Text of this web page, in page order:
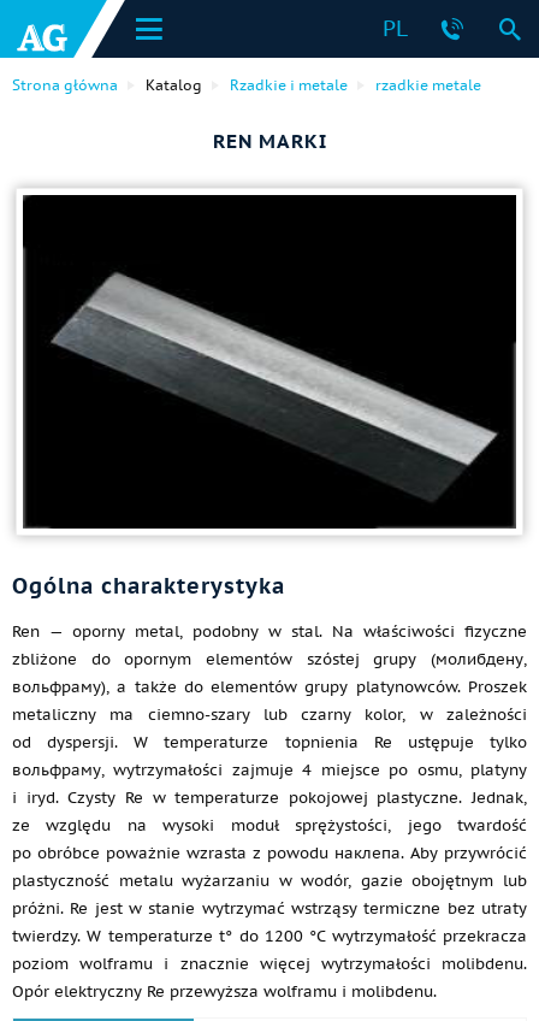
PL
Strona główna Katalog Rzadkie i metale rzadkie metale
REN MARKI
Ogólna charakterystyka
Ren — oporny metal, podobny w stal. Na właściwości fizyczne
zbliżone do opornym elementów szóstej grupy (молибдену,
вольфраму), a także do elementów grupy platynowców. Proszek
metaliczny ma ciemno-szary lub czarny kolor, w zależności
od dyspersji. W temperaturze topnienia Re ustępuje tylko
вольфраму, wytrzymałości zajmuje 4 miejsce po osmu, platyny
i iryd. Czysty Re w temperaturze pokojowej plastyczne. Jednak,
ze względu na wysoki moduł sprężystości, jego twardość
po obróbce poważnie wzrasta z powodu наклепа. Aby przywrócić
plastyczność metalu wyżarzaniu w wodór, gazie obojętnym lub
próżni. Re jest w stanie wytrzymać wstrząsy termiczne bez utraty
twierdzy. W temperaturze t° do 1200 °C wytrzymałość przekracza
poziom wolframu i znacznie więcej wytrzymałości molibdenu.
Opór elektryczny Re przewyższa wolframu i molibdenu.